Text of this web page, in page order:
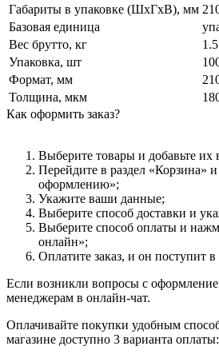
Габариты в упаковке (ШхГхВ), мм
Базовая единица
Вес брутто, кг
Упаковка, шт
Формат, мм
Толщина, мкм
Как оформить заказ?
Выберите товары и добавьте их
Перейдите в раздел «Корзина»
оформлению»;
Укажите ваши данные;
Выберите способ доставки и
Выберите способ оплаты и
онлайн»;
Оплатите заказ, и он поступит в
Если возникли вопросы с
менеджерам в онлайн-чат.
Оплачивайте покупки удобным
магазине доступно 3 варианта оплаты: